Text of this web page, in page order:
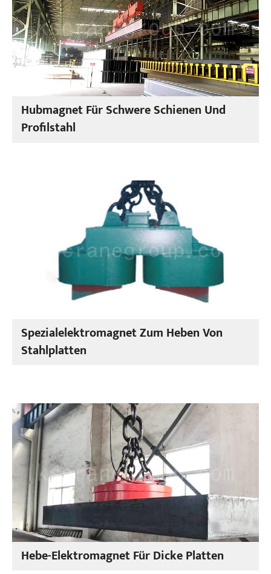
Hubmagnet Für Schwere Schienen Und
Profilstahl
Spezialelektromagnet Zum Heben Von
Stahlplatten
Hebe-Elektromagnet Für Dicke Platten